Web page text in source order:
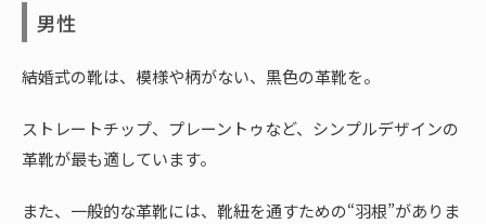
男性
結婚式の靴は、模様や柄がない、黒色の革靴を。
ストレートチップ、プレーントゥなど、シンプルデザインの
革靴が最も適しています。
また、一般的な革靴には、靴紐を通すための“羽根”がありま